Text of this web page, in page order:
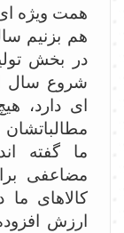
همت ویژه
هم بزنیم
در بخش
شروع سال
ای دارد،
ما گفته
مضاعفی
کالاهای
ارزش